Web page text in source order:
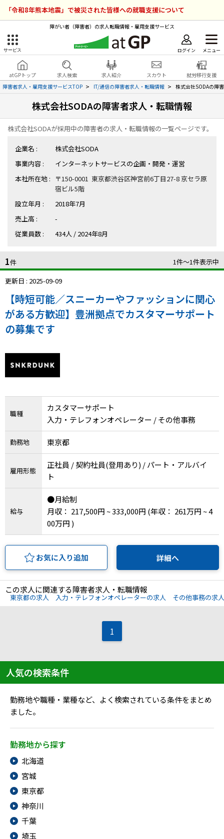
「令和8年熊本地震」で被災された皆様への就職支援について
障がい者（障害者）の求人転職情報・雇用支援サービス
サービス ログイン メニュー
atGPトップ 求人検索 求人紹介 スカウト
就労移行支援
障害者求人・雇用支援サービスTOP
IT/通信の障害者求人・転職情報 株式会社SODAの障
株式会社SODAの障害者求人・転職情報
株式会社SODAが採用中の障害者の求人・転職情報の一覧ページです。
企業名 :
株式会社SODA
事業内容 :
インターネットサービスの企画・開発・運営
本社所在地 :
〒150-0001 東京都渋谷区神宮前6丁目27-8 京セラ原
宿ビル5階
設立年月 :
2018年7月
売上高 :
-
従業員数 :
434人 / 2024年8月
1件
1件〜1件表示中
更新日 : 2025-09-09
【時短可能／スニーカーやファッションに関心
がある方歓迎】豊洲拠点でカスタマーサポート
の募集です
職種
カスタマーサポート
入力・テレフォンオペレーター / その他事務
勤務地 東京都
雇用形態
正社員 / 契約社員(登用あり) / パート・アルバイ
ト
給与
●月給制
月収： 217,500円 ~ 333,000円 (年収： 261万円 ~ 4
00万円 )
お気に入り追加 詳細へ
この求人に関連する障害者求人・転職情報
東京都の求人 入力・テレフォンオペレーターの求人 その他事務の求人
1
人気の検索条件
勤務地や職種・業種など、よく検索されている条件をまとめ
ました。
勤務地から探す
北海道
宮城
東京都
神奈川
千葉
埼玉
障害者雇用のアットジーピー
サービスラインナップ
就転職支援サービス
障害者専門の就転職支援サービス
障害者アスリート専門の就転職支援サービス
求人検索・スカウトサービス
就労移行支援サービス
障害別専門支援の就労移行支援サービス
IT・Web制作スキルを身につける就労移行支援サービス
ソーシャルファームサービス
しいたけ生産で実現する
新しい障害者雇用支援サービス
ご利用ガイド
法人向けページ
ログイン 会員登録 無料
atGPトップ
求人を検索する
求人を紹介してもらう
スカウトを受ける
就職・転職ノウハウ
お問い合わせ・よくある質問
お問い合わせ
よくある質問
採用をお考えの企業様はこちら
メニューを閉じる